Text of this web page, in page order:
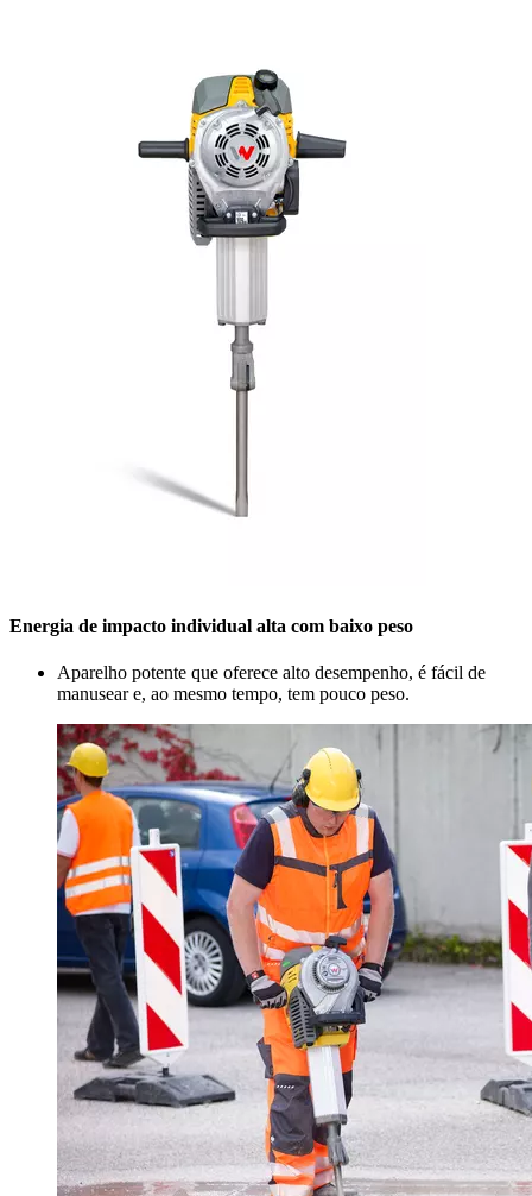
Energia de impacto individual alta com baixo peso
Aparelho potente que oferece alto desempenho, é fácil de
manusear e, ao mesmo tempo, tem pouco peso.